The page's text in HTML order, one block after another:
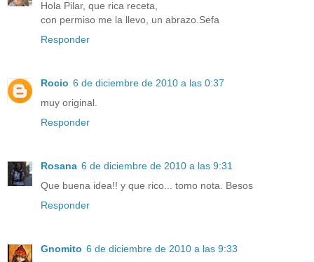
Hola Pilar, que rica receta,
con permiso me la llevo, un abrazo.Sefa
Responder
Rocio 6 de diciembre de 2010 a las 0:37
muy original.
Responder
Rosana 6 de diciembre de 2010 a las 9:31
Que buena idea!! y que rico... tomo nota. Besos
Responder
Gnomito 6 de diciembre de 2010 a las 9:33